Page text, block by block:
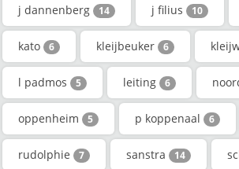
j dannenberg 14 j filius 10
kato 6 kleijbeuker 6
l padmos 5 leiting 6
oppenheim 5 p koppenaal 6
rudolphie 7 sanstra 14